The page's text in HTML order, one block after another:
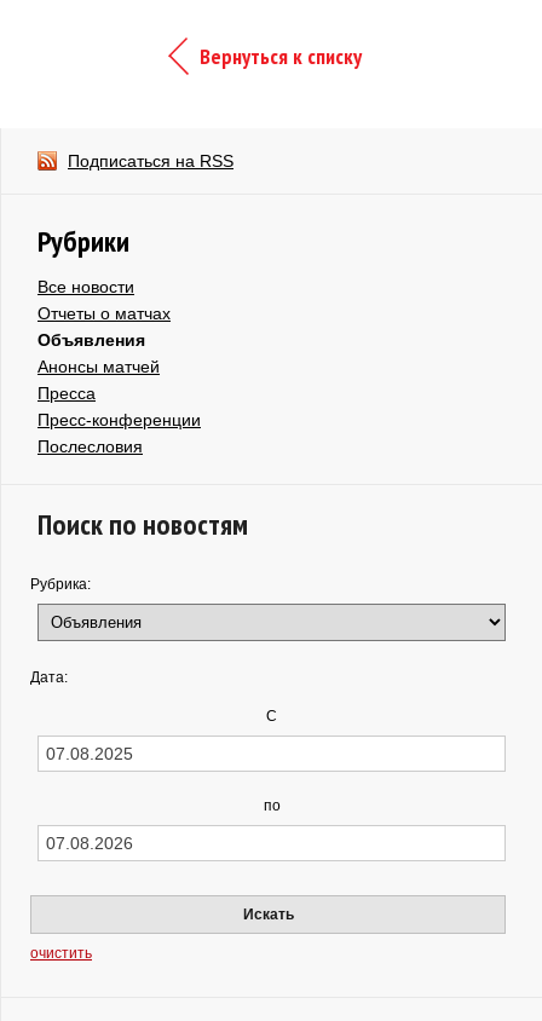
Вернуться к списку
Подписаться на RSS
Рубрики
Все новости
Отчеты о матчах
Объявления
Анонсы матчей
Пресса
Пресс-конференции
Послесловия
Поиск по новостям
Рубрика:
Дата:
С
по
Искать
очистить